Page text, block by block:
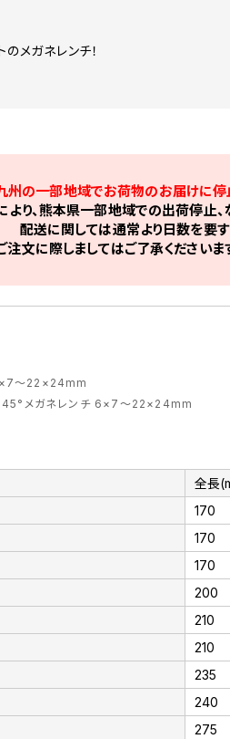
メガネレンチ！
九州の一部地域でお荷物のお届けに停
り、熊本県一部地域での出荷停止
配送に関しては通常より日数を要す
注文に際しましてはご了承くださいま
～22×24mm
45°メガネレンチ 6×7～22×24mm
全長
170
170
170
200
210
210
235
240
275